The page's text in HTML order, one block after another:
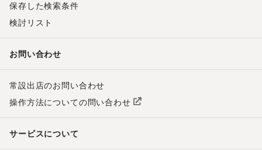
保存した検索条件
検討リスト
お問い合わせ
常設出店のお問い合わせ
操作方法についての問い合わせ
サービスについて